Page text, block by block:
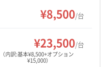
板野郡上板町
名東郡佐那河内村
す。
¥8,500/台
¥23,500/台
（内訳:基本¥8,500+オプション
¥15,000）